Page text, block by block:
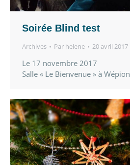
Soirée Blind test
Archives Par helene 20 avril 2017
Le 17 novembre 2017
Salle « Le Bienvenue » à Wépion